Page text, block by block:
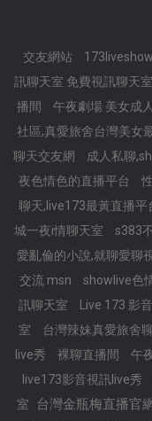
交友網站
訊聊天室 免費視訊聊天室
播間
午夜劇場 美女成
社區,真愛旅舍台灣美女
聊天交友網
成人私聊
夜色情色的直播平台
聊天,live173最黃直播平
城一夜i情聊天室
s383
愛亂倫的小說,就聊愛聊
交流 msn
showlive色
訊聊天室
Live 173 影
室
台灣辣妹真愛旅舍
live秀
裸聊直播間 午
live173影音視訊live秀
室
台灣金瓶梅直播官